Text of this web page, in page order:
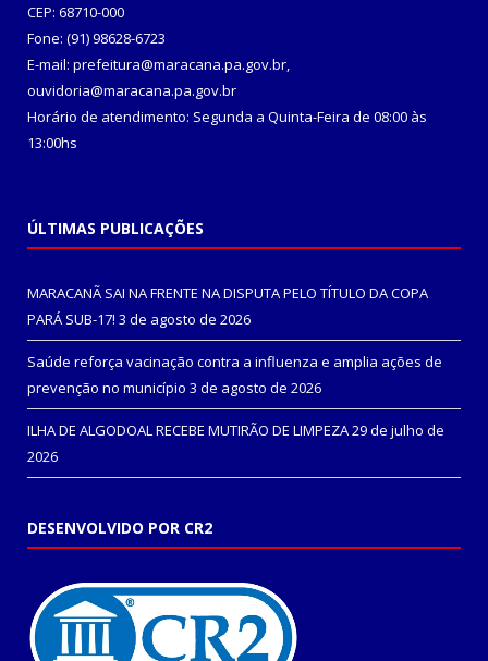
CEP: 68710-000
Fone: (91) 98628-6723
E-mail: prefeitura@maracana.pa.gov.br,
ouvidoria@maracana.pa.gov.br
Horário de atendimento: Segunda a Quinta-Feira de 08:00 às
13:00hs
ÚLTIMAS PUBLICAÇÕES
MARACANÃ SAI NA FRENTE NA DISPUTA PELO TÍTULO DA COPA
PARÁ SUB-17! 3 de agosto de 2026
Saúde reforça vacinação contra a influenza e amplia ações de
prevenção no município 3 de agosto de 2026
ILHA DE ALGODOAL RECEBE MUTIRÃO DE LIMPEZA29 de julho de
2026
DESENVOLVIDO POR CR2